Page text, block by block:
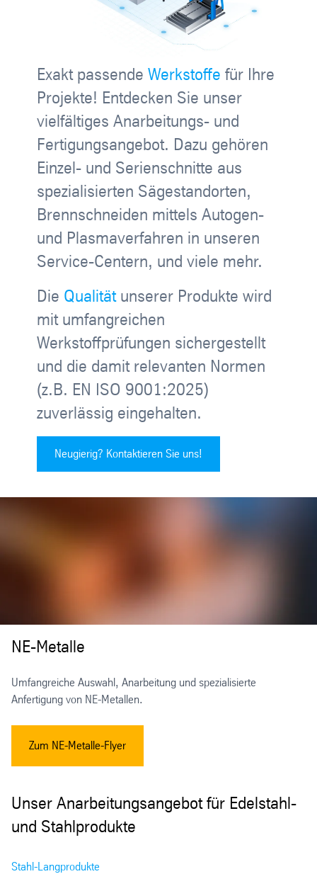
Exakt passende Werkstoffe für Ihre
Projekte! Entdecken Sie unser
vielfältiges Anarbeitungs- und
Fertigungsangebot. Dazu gehören
Einzel- und Serienschnitte aus
spezialisierten Sägestandorten,
Brennschneiden mittels Autogen-
und Plasmaverfahren in unseren
Service-Centern, und viele mehr.
Die Qualitätunserer Produkte wird
mit umfangreichen
Werkstoffprüfungen sichergestellt
und die damit relevanten Normen
(z.B. EN ISO 9001:2025)
zuverlässig eingehalten.
Neugierig? Kontaktieren Sie uns!
NE-Metalle
Umfangreiche Auswahl, Anarbeitung und spezialisierte
Anfertigung von NE-Metallen.
Zum NE-Metalle-Flyer
Unser Anarbeitungsangebot für Edelstahl-
und Stahlprodukte
Stahl-Langprodukte